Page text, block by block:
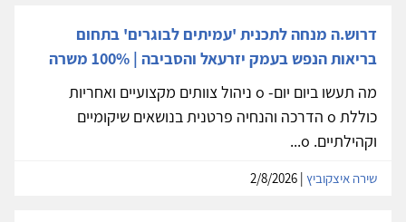
דרוש.ה מנחה לתכנית 'עמיתים לבוגרים' בתחום
בריאות הנפש בעמק יזרעאל והסביבה | 100% משרה
מה תעשו ביום יום- o ניהול צוותים מקצועיים ואחריות
כוללת o הדרכה והנחיה פרטנית בנושאים שיקומיים
וקהילתיים. o...
שירה איצקוביץ